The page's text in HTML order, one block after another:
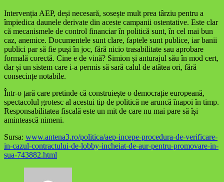
Intervenția AEP, deși necesară, sosește mult prea târziu pentru a
împiedica daunele derivate din aceste campanii ostentative. Este clar
că mecanismele de control financiar în politică sunt, în cel mai bun
caz, anemice. Documentele sunt clare, faptele sunt publice, iar banii
publici par să fie puși în joc, fără nicio trasabilitate sau aprobare
formală corectă. Cine e de vină? Simion și anturajul său în mod cert,
dar și un sistem care i-a permis să sară calul de atâtea ori, fără
consecințe notabile.
Într-o țară care pretinde că construiește o democrație europeană,
spectacolul grotesc al acestui tip de politică ne aruncă înapoi în timp.
Responsabilitatea fiscală este un mit de care nu mai pare să își
amintească nimeni.
Sursa: www.antena3.ro/politica/aep-incepe-procedura-de-verificare-
in-cazul-contractului-de-lobby-incheiat-de-aur-pentru-promovare-in-
sua-743882.html